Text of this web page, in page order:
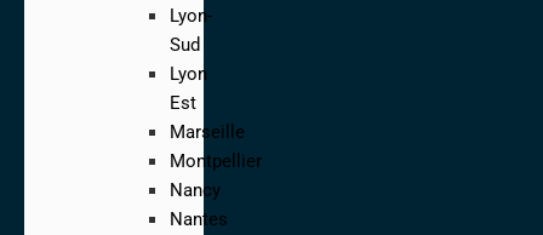
Lyon-
Sud
Lyon
Est
Marseille
Montpellier
Nancy
Nantes